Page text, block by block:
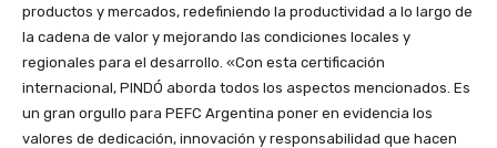
productos y mercados, redefiniendo la productividad a lo largo de
la cadena de valor y mejorando las condiciones locales y
regionales para el desarrollo. «Con esta certificación
internacional, PINDÓ aborda todos los aspectos mencionados. Es
un gran orgullo para PEFC Argentina poner en evidencia los
valores de dedicación, innovación y responsabilidad que hacen